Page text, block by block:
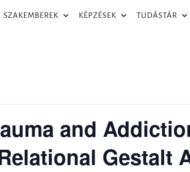
SZAKEMBEREK KÉPZÉSEK TUDÁSTÁR
and
Gestalt